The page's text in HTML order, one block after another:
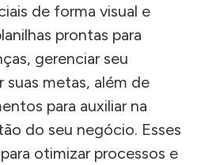
de forma visual e
prontas para
gerenciar seu
metas, além de
para auxiliar na
do seu negócio. Esses
otimizar processos e